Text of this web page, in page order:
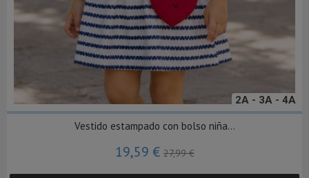
2A - 3A - 4A
Vestido estampado con bolso niña...
19,59 €27,99 €